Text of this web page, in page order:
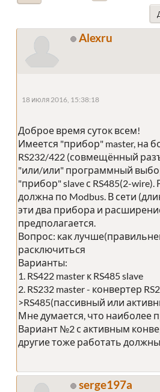
Alexru
18 июля 2016, 15:38:18
Доброе время суток всем!
Имеется "прибор" master, на
RS232/422 (совмещённый
"или/или" программный
"прибор" slave с RS485(2-wire).
должна по Modbus. В сети
эти два прибора и
предполагается.
Вопрос: как
расключиться
Варианты:
1. RS422 master к RS485 slave
2. RS232 master - конвертер
>RS485(пассивный или
Мне думается, что наиболее
Вариант №2 с активным
другие тоже работать
serge197a